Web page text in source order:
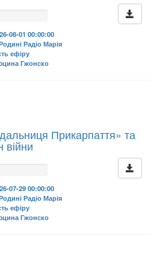
08-01 00:00:00
Радіо Марія
ефіру
Гжонско
Прикарпаття» та
війни
07-29 00:00:00
Радіо Марія
ефіру
Гжонско